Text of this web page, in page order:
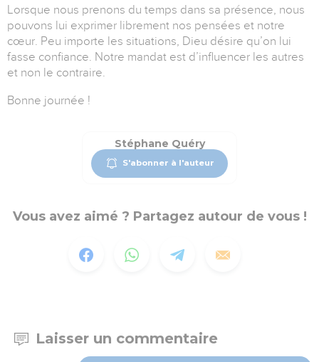
Lorsque nous prenons du temps dans sa présence, nous
pouvons lui exprimer librement nos pensées et notre
cœur. Peu importe les situations, Dieu désire qu’on lui
fasse confiance. Notre mandat est d’influencer les autres
et non le contraire.
Bonne journée !
Stéphane Quéry
S'abonner à l'auteur
Vous avez aimé ? Partagez autour de vous !
Laisser un commentaire